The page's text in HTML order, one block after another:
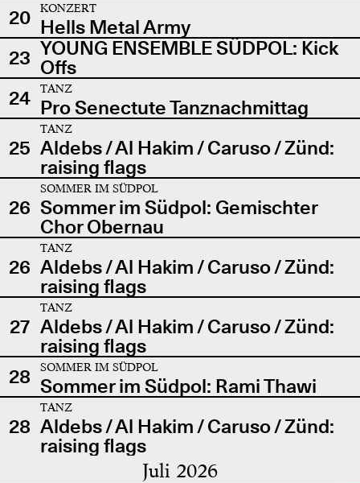
20
KONZERT
Hells Metal Army
23 YOUNG ENSEMBLE SÜDPOL: Kick
Offs
24
TANZ
Pro Senectute Tanznachmittag
25
TANZ
Aldebs / Al Hakim / Caruso / Zünd:
raising flags
26
SOMMER IM SÜDPOL
Sommer im Südpol: Gemischter
Chor Obernau
26
TANZ
Aldebs / Al Hakim / Caruso / Zünd:
raising flags
27
TANZ
Aldebs / Al Hakim / Caruso / Zünd:
raising flags
28
SOMMER IM SÜDPOL
Sommer im Südpol: Rami Thawi
28
TANZ
Aldebs / Al Hakim / Caruso / Zünd:
raising flags
Juli 2026